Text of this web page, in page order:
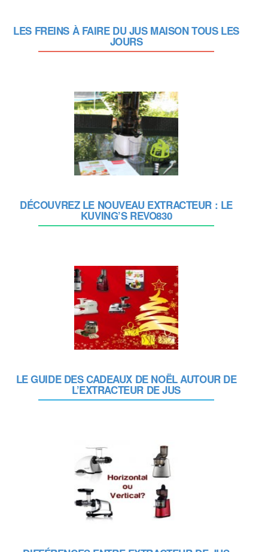
LES FREINS À FAIRE DU JUS MAISON TOUS LES
JOURS
DÉCOUVREZ LE NOUVEAU EXTRACTEUR : LE
KUVING’S REVO830
LE GUIDE DES CADEAUX DE NOËL AUTOUR DE
L’EXTRACTEUR DE JUS